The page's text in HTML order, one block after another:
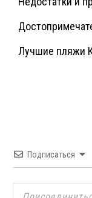
Лучшие пляжи
Подписаться